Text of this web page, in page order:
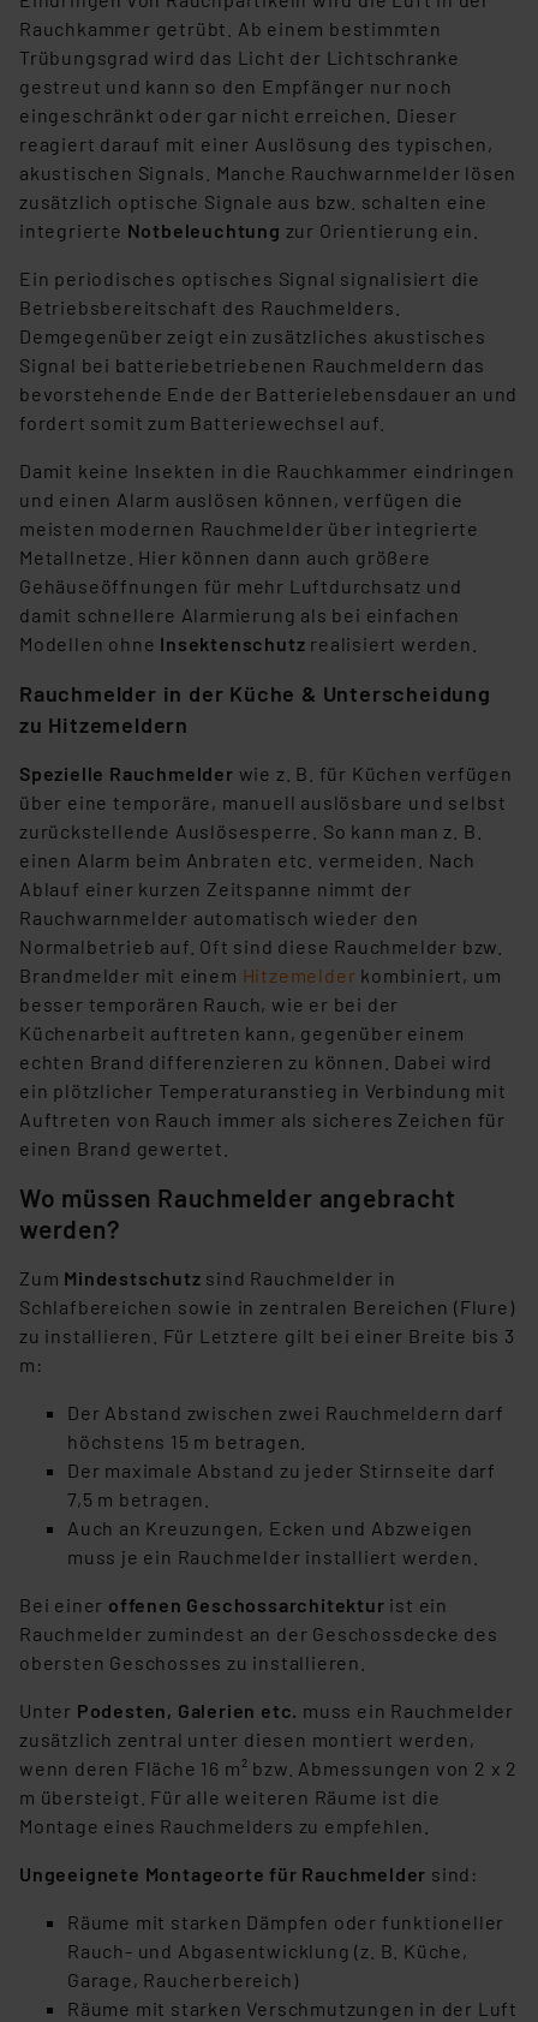
unberührt. Ihre Browser-Einstellungen können dazu
führen, dass die Einstellungen nicht längerfristig
gespeichert werden und dieses Banner erneut
„Einige Drittanbieter verarbeiten personenbezogene
Daten in den USA. Ihre Einwilligung zur Einbindung von
Cookies dieser Drittanbieter umfasst daher ggf. auch
die Verarbeitung Ihrer Daten in den USA gemäß Art. 49
(1) lit. a DSGVO. Nähere Infos zu diesen Drittanbietern
und zu der jeweiligen Datenübermittlung erhalten Sie in
der Datenschutzerklärung. Für die USA besteht kein
Angemessenheitsbeschluss der EU. Dies bedeutet,
dass die USA als Land mit unzureichendem
Datenschutz nach EU-Standards eingestuft wird. So
personenbezogene Daten in
Überwachungsprogrammen verarbeiten, ohne dass
hiergegen Klagemöglichkeiten für Europäer bestehen.
Unsere Kooperation mit diesen Dienstleistern stützt
sich auf die Standarddatenschutzklauseln der
Europäischen Kommission sowie einer eigenen
Beurteilung der mit der Datenübermittlung,
Impressum|Datenschutzerklärung
Rauchkammer getrübt. Ab einem bestimmten
Trübungsgrad wird das Licht der Lichtschranke
gestreut und kann so den Empfänger nur noch
eingeschränkt oder gar nicht erreichen. Dieser
reagiert darauf mit einer Auslösung des typischen,
akustischen Signals. Manche Rauchwarnmelder lösen
zusätzlich optische Signale aus bzw. schalten eine
integrierte Notbeleuchtung zur Orientierung ein.
Ein periodisches optisches Signal signalisiert die
Betriebsbereitschaft des Rauchmelders.
Demgegenüber zeigt ein zusätzliches akustisches
Signal bei batteriebetriebenen Rauchmeldern das
bevorstehende Ende der Batterielebensdauer an und
fordert somit zum Batteriewechsel auf.
Damit keine Insekten in die Rauchkammer eindringen
und einen Alarm auslösen können, verfügen die
meisten modernen Rauchmelder über integrierte
Metallnetze. Hier können dann auch größere
Gehäuseöffnungen für mehr Luftdurchsatz und
damit schnellere Alarmierung als bei einfachen
Modellen ohne Insektenschutz realisiert werden.
Rauchmelder in der Küche & Unterscheidung
zu Hitzemeldern
Spezielle Rauchmelder wie z. B. für Küchen verfügen
über eine temporäre, manuell auslösbare und selbst
zurückstellende Auslösesperre. So kann man z. B.
einen Alarm beim Anbraten etc. vermeiden. Nach
Ablauf einer kurzen Zeitspanne nimmt der
Rauchwarnmelder automatisch wieder den
Normalbetrieb auf. Oft sind diese Rauchmelder bzw.
Brandmelder mit einem Hitzemelder kombiniert, um
besser temporären Rauch, wie er bei der
Küchenarbeit auftreten kann, gegenüber einem
echten Brand differenzieren zu können. Dabei wird
ein plötzlicher Temperaturanstieg in Verbindung mit
Auftreten von Rauch immer als sicheres Zeichen für
einen Brand gewertet.
Wo müssen Rauchmelder angebracht
werden?
Zum Mindestschutz sind Rauchmelder in
Schlafbereichen sowie in zentralen Bereichen (Flure)
zu installieren. Für Letztere gilt bei einer Breite bis 3
m:
Der Abstand zwischen zwei Rauchmeldern darf
höchstens 15 m betragen.
Der maximale Abstand zu jeder Stirnseite darf
7,5 m betragen.
Auch an Kreuzungen, Ecken und Abzweigen
muss je ein Rauchmelder installiert werden.
Bei einer offenen Geschossarchitektur ist ein
Rauchmelder zumindest an der Geschossdecke des
obersten Geschosses zu installieren.
Unter Podesten, Galerien etc. muss ein Rauchmelder
zusätzlich zentral unter diesen montiert werden,
wenn deren Fläche 16 m² bzw. Abmessungen von 2 x 2
m übersteigt. Für alle weiteren Räume ist die
Montage eines Rauchmelders zu empfehlen.
Ungeeignete Montageorte für Rauchmelder sind:
Räume mit starken Dämpfen oder funktioneller
Rauch- und Abgasentwicklung (z. B. Küche,
Garage, Raucherbereich)
Räume mit starken Verschmutzungen in der Luft